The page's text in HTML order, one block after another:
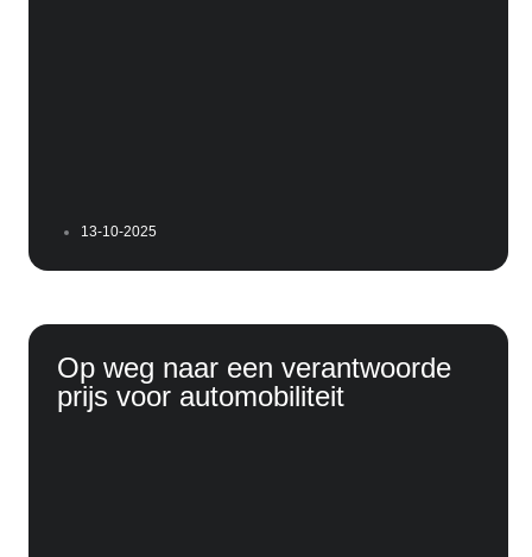
13-10-2025
Op weg naar een verantwoorde
prijs voor automobiliteit